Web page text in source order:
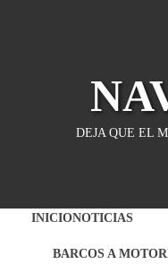
DEJA QUE EL
INICIONOTICIAS
BARCOS A MOTOR